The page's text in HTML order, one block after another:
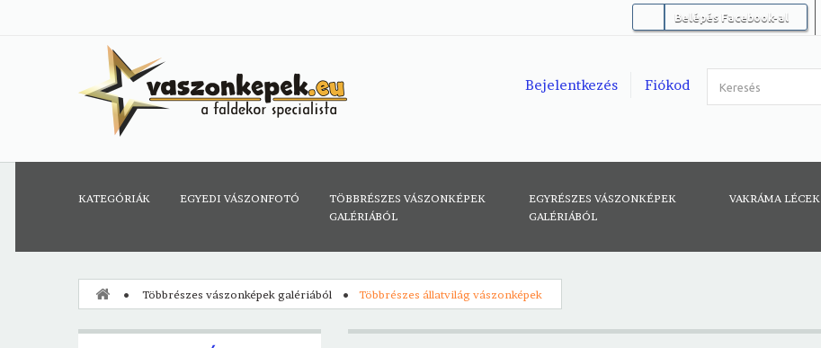
Belépés Facebook-al
Fiókod
Bejelentkezés
KATEGÓRIÁK EGYEDI VÁSZONFOTÓ
TÖBBRÉSZES VÁSZONKÉPEK
GALÉRIÁBÓL
EGYRÉSZES VÁSZONKÉPEK
GALÉRIÁBÓL
VAKRÁMA LÉCEK
Többrészes vászonképek galériából Többrészes állatvilág vászonképek